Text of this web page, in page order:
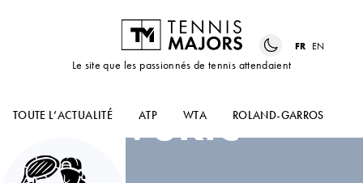
Le site que les passionnés de tennis attendaient
FR EN
TOUTE L’ACTUALITÉ ATP WTA ROLAND-GARROS
ALEKSANDAR
VUKIC